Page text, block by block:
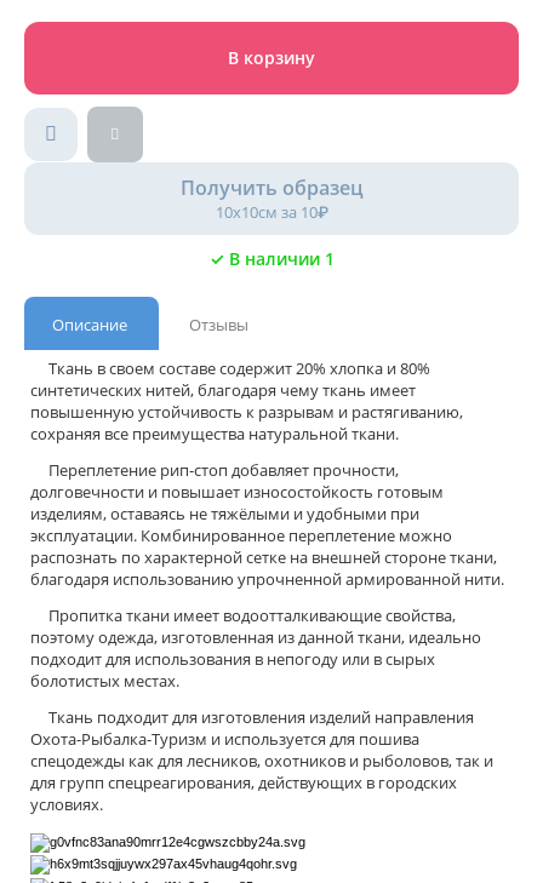
В корзину
Получить образец
10х10см за 10₽
✓ В наличии 1
Описание
Отзывы
Ткань в своем составе содержит 20% хлопка и 80%
синтетических нитей, благодаря чему ткань имеет
повышенную устойчивость к разрывам и растягиванию,
сохраняя все преимущества натуральной ткани.
Переплетение рип-стоп добавляет прочности,
долговечности и повышает износостойкость готовым
изделиям, оставаясь не тяжёлыми и удобными при
эксплуатации. Комбинированное переплетение можно
распознать по характерной сетке на внешней стороне ткани,
благодаря использованию упрочненной армированной нити.
Пропитка ткани имеет водоотталкивающие свойства,
поэтому одежда, изготовленная из данной ткани, идеально
подходит для использования в непогоду или в сырых
болотистых местах.
Ткань подходит для изготовления изделий направления
Охота-Рыбалка-Туризм и используется для пошива
спецодежды как для лесников, охотников и рыболовов, так и
для групп спецреагирования, действующих в городских
условиях.